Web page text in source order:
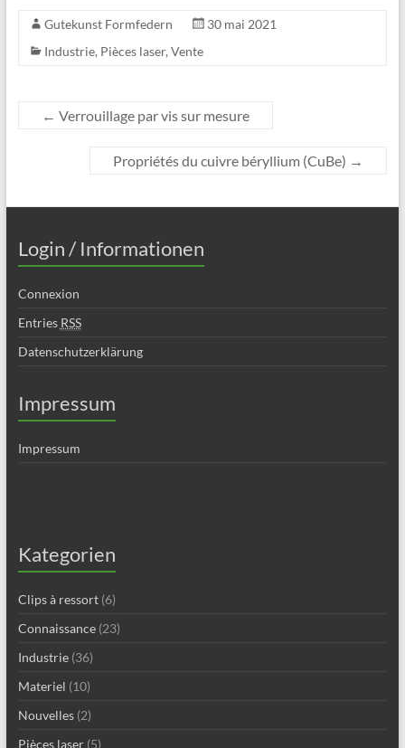
Gutekunst Formfedern
30 mai 2021
Industrie, Pièces laser, Vente
← Verrouillage par vis sur mesure
Propriétés du cuivre béryllium (CuBe) →
Login / Informationen
Connexion
Entries RSS
Datenschutzerklärung
Impressum
Impressum
Kategorien
Clips à ressort(6)
Connaissance(23)
Industrie(36)
Materiel (10)
Nouvelles(2)
Pièces laser(5)